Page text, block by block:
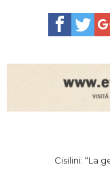
Cisilini: “La